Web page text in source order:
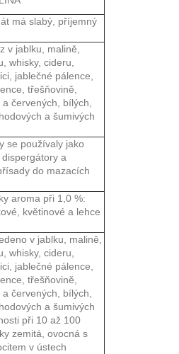
má slabý, příjemný
v jablku, malině,
whisky, cideru,
jablečné pálence,
třešňovině,
červených, bílých,
a šumivých
se používaly jako
a
do mazacích
aroma při 1,0 %:
květinové a lehce
v jablku, malině,
whisky, cideru,
jablečné pálence,
třešňovině,
červených, bílých,
a šumivých
při 10 až 100
zemitá, ovocná s
v ústech